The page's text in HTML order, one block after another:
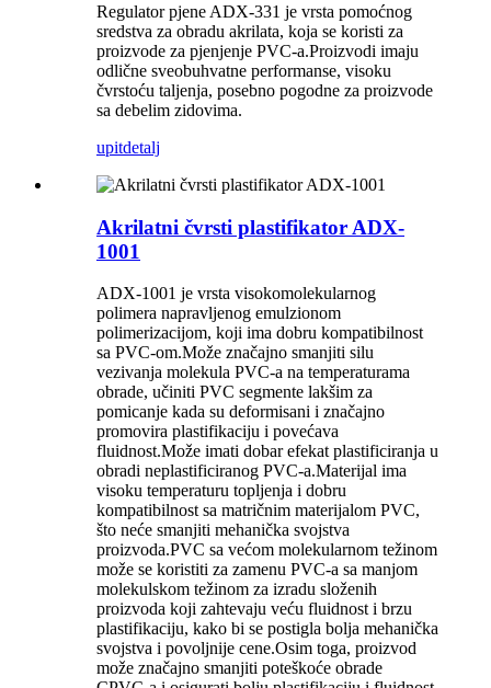
Regulator pjene ADX-331 je vrsta pomoćnog
sredstva za obradu akrilata, koja se koristi za
proizvode za pjenjenje PVC-a.Proizvodi imaju
odlične sveobuhvatne performanse, visoku
čvrstoću taljenja, posebno pogodne za proizvode
sa debelim zidovima.
upitdetalj
Akrilatni čvrsti plastifikator ADX-
1001
ADX-1001 je vrsta visokomolekularnog
polimera napravljenog emulzionom
polimerizacijom, koji ima dobru kompatibilnost
sa PVC-om.Može značajno smanjiti silu
vezivanja molekula PVC-a na temperaturama
obrade, učiniti PVC segmente lakšim za
pomicanje kada su deformisani i značajno
promovira plastifikaciju i povećava
fluidnost.Može imati dobar efekat plastificiranja u
obradi neplastificiranog PVC-a.Materijal ima
visoku temperaturu topljenja i dobru
kompatibilnost sa matričnim materijalom PVC,
što neće smanjiti mehanička svojstva
proizvoda.PVC sa većom molekularnom težinom
može se koristiti za zamenu PVC-a sa manjom
molekulskom težinom za izradu složenih
proizvoda koji zahtevaju veću fluidnost i brzu
plastifikaciju, kako bi se postigla bolja mehanička
svojstva i povoljnije cene.Osim toga, proizvod
može značajno smanjiti poteškoće obrade